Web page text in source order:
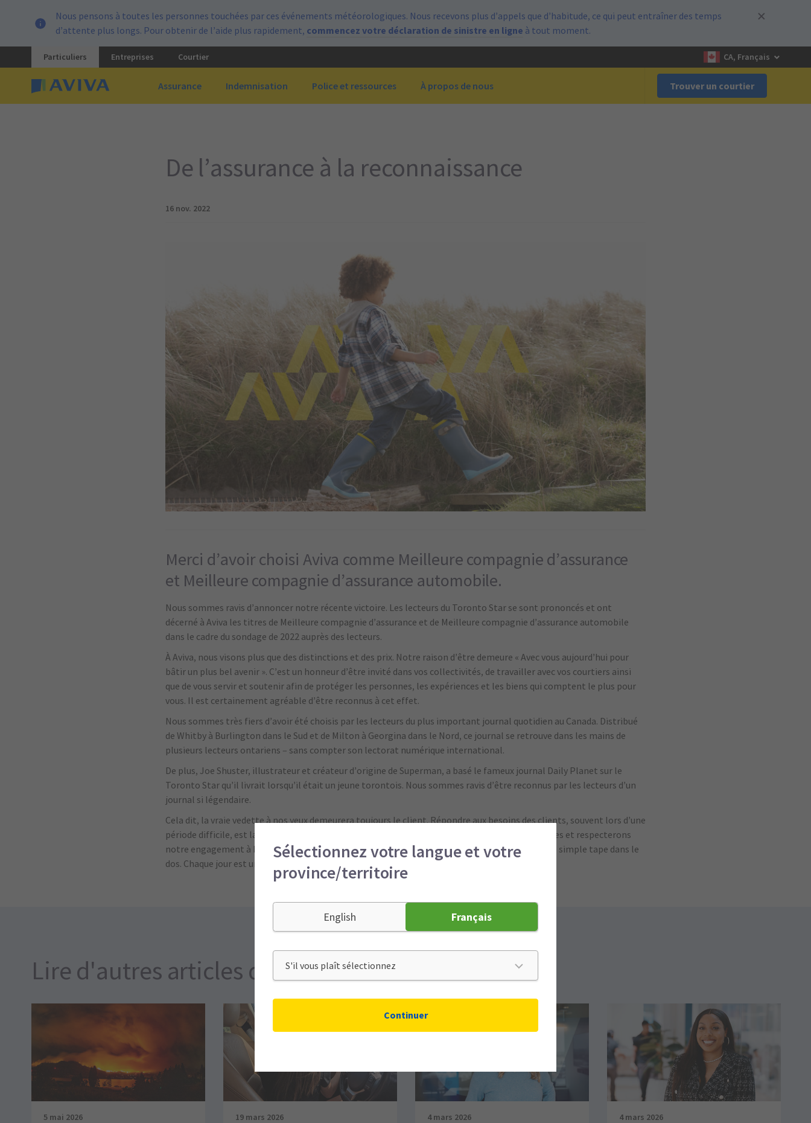
Nous pensons à toutes les personnes touchées par ces événements météorologiques. Nous recevons plus d’appels que d’habitude, ce qui peut entraîner des temps
d’attente plus longs. Pour obtenir de l’aide plus rapidement, commencez votre déclaration de sinistre en ligne à tout moment.
Particuliers Entreprises Courtier CA, Français
Assurance Indemnisation Police et ressources À propos de nous Trouver un courtier
De l’assurance à la reconnaissance
16 nov. 2022
Merci d’avoir choisi Aviva comme Meilleure compagnie d’assurance
et Meilleure compagnie d’assurance automobile.
Nous sommes ravis d’annoncer notre récente victoire. Les lecteurs du Toronto Star se sont prononcés et ont
décerné à Aviva les titres de Meilleure compagnie d’assurance et de Meilleure compagnie d’assurance automobile
dans le cadre du sondage de 2022 auprès des lecteurs.
À Aviva, nous visons plus que des distinctions et des prix. Notre raison d’être demeure « Avec vous aujourd’hui pour
bâtir un plus bel avenir ». C’est un honneur d’être invité dans vos collectivités, de travailler avec vos courtiers ainsi
que de vous servir et soutenir afin de protéger les personnes, les expériences et les biens qui comptent le plus pour
vous. Il est certainement agréable d’être reconnus à cet effet.
Nous sommes très fiers d’avoir été choisis par les lecteurs du plus important journal quotidien au Canada. Distribué
de Whitby à Burlington dans le Sud et de Milton à Georgina dans le Nord, ce journal se retrouve dans les mains de
plusieurs lecteurs ontariens – sans compter son lectorat numérique international.
De plus, Joe Shuster, illustrateur et créateur d’origine de Superman, a basé le fameux journal Daily Planet sur le
Toronto Star qu’il livrait lorsqu’il était un jeune torontois. Nous sommes ravis d’être reconnus par les lecteurs d’un
journal si légendaire.
Cela dit, la vraie vedette à nos yeux demeurera toujours le client. Répondre aux besoins des clients, souvent lors d’une
période difficile, est la seule récompense dont nous avons besoin. Nous tiendrons nos promesses et respecterons
notre engagement à bâtir un avenir plus durable, mais nous ne nous contenterons jamais d’une simple tape dans le
dos. Chaque jour est une occasion de nous améliorer.
Lire d'autres articles de ce genre
5 mai 2026 19 mars 2026 4 mars 2026 4 mars 2026
Sélectionnez votre langue et votre
province/territoire
English Français
Continuer